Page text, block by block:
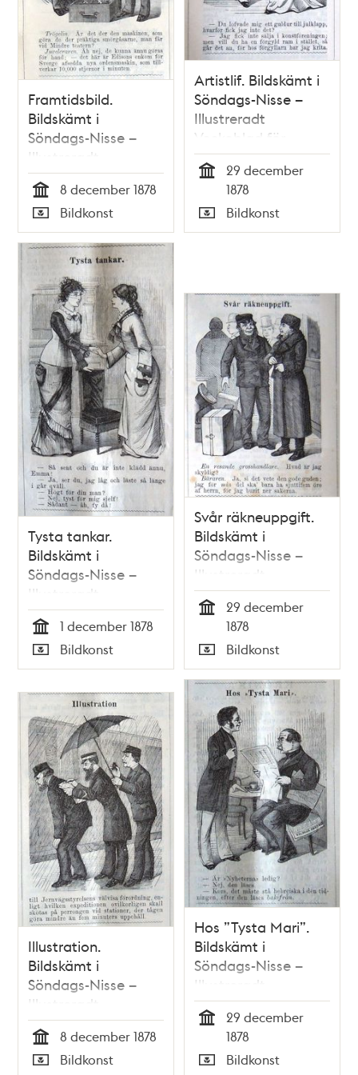
Framtidsbild.
Bildskämt i
Söndags-Nisse –
Illustreradt
Veckoblad för
Skämt, Humor och
Satir, nr 49, den 8
december 1878
Tid
8 december 1878
Typ
Bildkonst
Artistlif. Bildskämt i
Söndags-Nisse –
Illustreradt
Veckoblad för
Skämt, Humor och
Satir, nr 52, den 29
december 1878
29 december
1878
Typ
Bildkonst
Tysta tankar.
Bildskämt i
Söndags-Nisse –
Illustreradt
Veckoblad för
Skämt, Humor och
Satir, nr 48, den 1
december 1878
Tid
1 december 1878
Typ
Bildkonst
Svår räkneuppgift.
Bildskämt i
Söndags-Nisse –
Illustreradt
Veckoblad för
Skämt, Humor och
Satir, nr 52, den 29
december 1878
29 december
1878
Typ
Bildkonst
Illustration.
Bildskämt i
Söndags-Nisse –
Illustreradt
Veckoblad för
Skämt, Humor och
Satir, nr 49, den 8
Tid
8 december 1878
Bildkonst
Hos ”Tysta Mari”.
Bildskämt i
Söndags-Nisse –
Illustreradt
Veckoblad för
Skämt, Humor och
Satir, nr 52, den 29
december 1878
29 december
1878
Bildkonst